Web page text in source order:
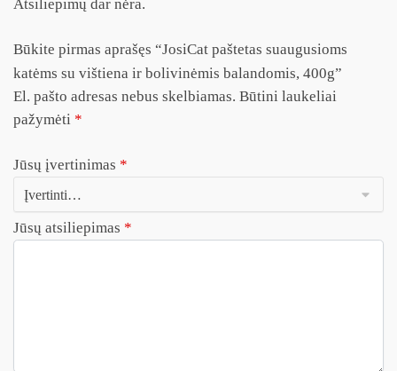
Atsiliepimų dar nėra.
Būkite pirmas aprašęs “JosiCat paštetas suaugusioms
katėms su vištiena ir bolivinėmis balandomis, 400g”
El. pašto adresas nebus skelbiamas. Būtini laukeliai
pažymėti *
Jūsų įvertinimas *
Jūsų atsiliepimas *